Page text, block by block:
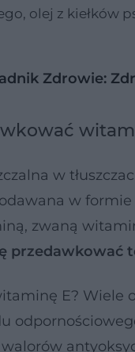
olej z kiełków
Zdrowie:
w
w
zwaną
przedawkować
E? Wiele